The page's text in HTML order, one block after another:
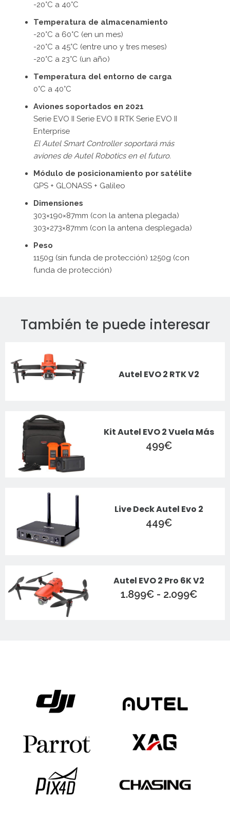
-20°C a 40°C
Temperatura de almacenamiento
-20°C a 60°C (en un mes)
-20°C a 45°C (entre uno y tres meses)
-20°C a 23°C (un año)
Temperatura del entorno de carga
0°C a 40°C
Aviones soportados en 2021
Serie EVO II Serie EVO II RTK Serie EVO II
Enterprise
El Autel Smart Controller soportará más
aviones de Autel Robotics en el futuro.
Módulo de posicionamiento por satélite
GPS + GLONASS + Galileo
Dimensiones
303×190×87mm (con la antena plegada)
303×273×87mm (con la antena desplegada)
Peso
1150g (sin funda de protección) 1250g (con
funda de protección)
También te puede interesar
Autel EVO 2 RTK V2
Kit Autel EVO 2 Vuela Más
499€
Live Deck Autel Evo 2
449€
Autel EVO 2 Pro 6K V2
1.899€ - 2.099€Rango